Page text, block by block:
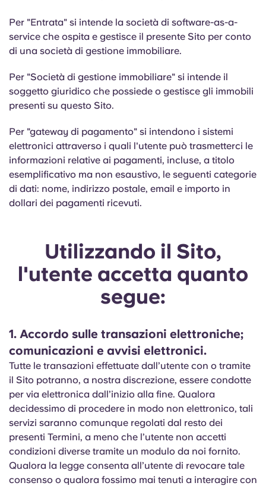
Per "Entrata" si intende la società di software-as-a-
service che ospita e gestisce il presente Sito per conto
di una società di gestione immobiliare.
Per "Società di gestione immobiliare" si intende il
soggetto giuridico che possiede o gestisce gli immobili
presenti su questo Sito.
Per "gateway di pagamento" si intendono i sistemi
elettronici attraverso i quali l'utente può trasmetterci le
informazioni relative ai pagamenti, incluse, a titolo
esemplificativo ma non esaustivo, le seguenti categorie
di dati: nome, indirizzo postale, email e importo in
dollari dei pagamenti ricevuti.
Utilizzando il Sito,
l'utente accetta quanto
segue:
1. Accordo sulle transazioni elettroniche;
comunicazioni e avvisi elettronici.
Tutte le transazioni effettuate dall’utente con o tramite
il Sito potranno, a nostra discrezione, essere condotte
per via elettronica dall’inizio alla fine. Qualora
decidessimo di procedere in modo non elettronico, tali
servizi saranno comunque regolati dal resto dei
presenti Termini, a meno che l’utente non accetti
condizioni diverse tramite un modulo da noi fornito.
Qualora la legge consenta all’utente di revocare tale
consenso o qualora fossimo mai tenuti a interagire con